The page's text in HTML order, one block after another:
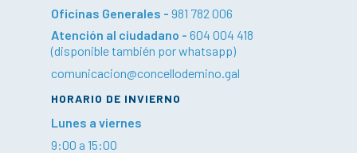
Oficinas Generales - 981 782 006
Atención al ciudadano - 604 004 418
(disponible también por whatsapp)
comunicacion@concellodemino.gal
HORARIO DE INVIERNO
Lunes a viernes
9:00 a 15:00